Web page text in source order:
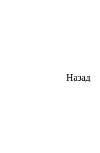
Назад